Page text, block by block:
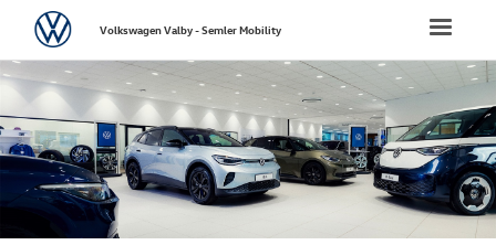
FORSIDE
NYE
BRUGTE BILER
Toggle
VolkswagenVolkswagen Valby - Semler Mobility